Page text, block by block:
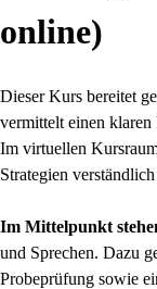
online)
Dieser Kurs bereitet
vermittelt einen
Im virtuellen
Strategien
Im Mittelpunkt
und Sprechen. Dazu
Probeprüfung sowie